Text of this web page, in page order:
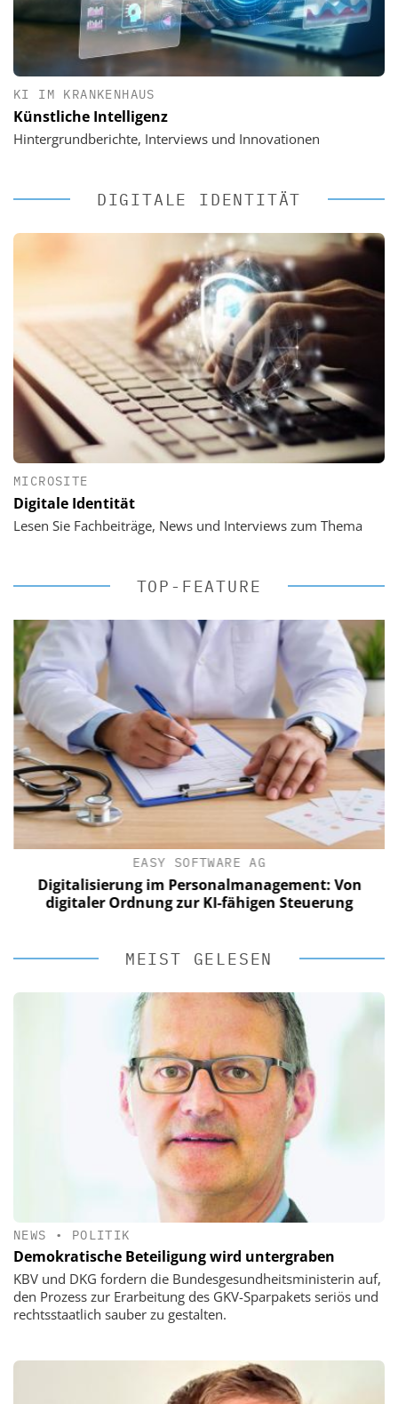
KI IM KRANKENHAUS
Künstliche Intelligenz
Hintergrundberichte, Interviews und Innovationen
DIGITALE IDENTITÄT
MICROSITE
Digitale Identität
Lesen Sie Fachbeiträge, News und Interviews zum Thema
TOP-FEATURE
EASY SOFTWARE AG
Digitalisierung im Personalmanagement: Von
digitaler Ordnung zur KI-fähigen Steuerung
MEIST GELESEN
NEWS • POLITIK
Demokratische Beteiligung wird untergraben
KBV und DKG fordern die Bundesgesundheitsministerin auf,
den Prozess zur Erarbeitung des GKV-Sparpakets seriös und
rechtsstaatlich sauber zu gestalten.